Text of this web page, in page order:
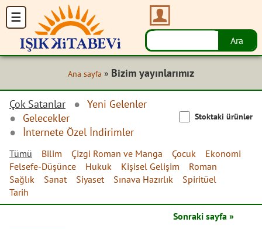
Ana sayfa » Bizim yayınlarımız
Çok Satanlar
Yeni Gelenler
Gelecekler
İnternete Özel İndirimler
Stoktaki ürünler
Tümü Bilim Çizgi Roman ve Manga Çocuk
Ekonomi
Felsefe-Düşünce
Hukuk Kişisel Gelişim
Roman
Sağlık
Sanat Siyaset Sınava Hazırlık
Spiritüel
Tarih
Sonraki sayfa »